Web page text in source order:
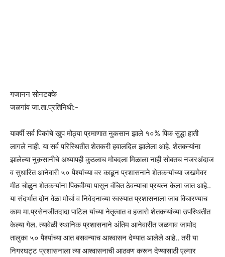
गजानन सोनटक्के
जळगांव जा.ता.प्रतिनिधी:-
यावर्षी सर्व पिकांचे खुप मोठ्या प्रमाणात नुकसान झाले १०% पिक सुद्धा हाती
लागले नाही. या सर्व परिस्थितीत शेतकरी हवालदिल झालेला आहे. शेतकऱ्यांना
झालेल्या नुक़सानीचे अध्यापही कुठलाच मोबदला मिळाला नाही सोबतच नजरअंदाज
व सुधारित आनेवारी ५० पैश्यांच्या वर काढून प्रशासनाने शेतकऱ्यांच्या जखमेवर
मीठ चोळुन शेतकऱ्यांना पिकवीम्या पासून वंचित ठेवन्याचा प्रयत्न केला जात आहे..
या संदर्भात दोन वेळा मोर्चा व निवेदनाच्या स्वरुपात प्रशासनाला जाब विचारण्याच
काम मा.प्रसेनजीतदादा पाटिल यांच्या नेतृत्वात व हजारो शेतकऱ्यांच्या उपस्थितीत
केल्या गेल. त्यावेळी स्थानिक प्रशासनाने अंतिम आनेवारीत जळगाव जामोद
तालुका ५० पैश्यांच्या आत बसवन्याच आश्वासन देण्यात आलेले आहे.. तरी या
निगरघट्ट प्रशासनाला त्या आश्वासनाची आठवण करून देण्यासाठी एल्गार